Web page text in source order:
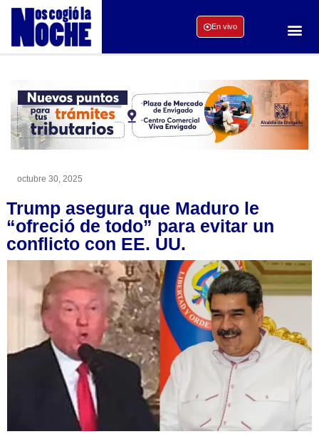
En vivo
octubre 30, 2025
Trump asegura que Maduro le
“ofreció de todo” para evitar un
conflicto con EE. UU.